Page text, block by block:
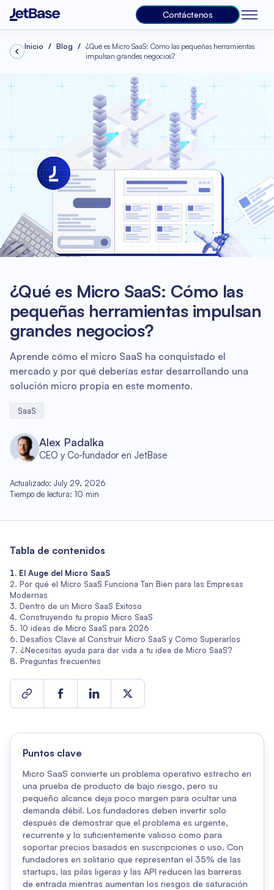
Contáctenos
Inicio Blog
¿Qué es Micro SaaS: Cómo las pequeñas herramientas
impulsan grandes negocios?
¿Qué es Micro SaaS: Cómo las
pequeñas herramientas impulsan
grandes negocios?
Aprende cómo el micro SaaS ha conquistado el
mercado y por qué deberías estar desarrollando una
solución micro propia en este momento.
SaaS
Alex Padalka
CEO y Co-fundador en JetBase
Actualizado: July 29, 2026
Tiempo de lectura: 10 min
Puntos clave
Micro SaaS convierte un problema operativo estrecho en
una prueba de producto de bajo riesgo, pero su
pequeño alcance deja poco margen para ocultar una
demanda débil. Los fundadores deben invertir solo
después de demostrar que el problema es urgente,
recurrente y lo suficientemente valioso como para
soportar precios basados en suscripciones o uso. Con
fundadores en solitario que representan el 35% de las
startups, las pilas ligeras y las API reducen las barreras
de entrada mientras aumentan los riesgos de saturación
Tabla de contenidos
El Auge del Micro SaaS
Por qué el Micro SaaS Funciona Tan Bien para las Empresas
Modernas
Dentro de un Micro SaaS Exitoso
Construyendo tu propio Micro SaaS
10 ideas de Micro SaaS para 2026
Desafíos Clave al Construir Micro SaaS y Cómo Superarlos
¿Necesitas ayuda para dar vida a tu idea de Micro SaaS?
Preguntas frecuentes